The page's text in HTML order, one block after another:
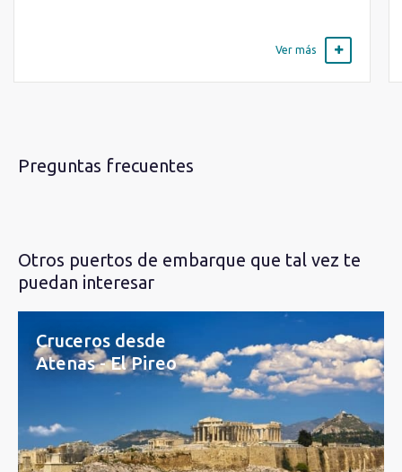
Ver más
Preguntas frecuentes
Otros puertos de embarque que tal vez te
puedan interesar
Cruceros desde
Atenas - El Pireo